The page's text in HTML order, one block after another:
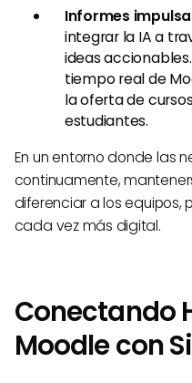
Informes
integrar la IA a
ideas
tiempo real de
la oferta de
estudiantes.
En un entorno donde las
continuamente,
diferenciar a los equipos,
cada vez más digital.
Conectando
Moodle con